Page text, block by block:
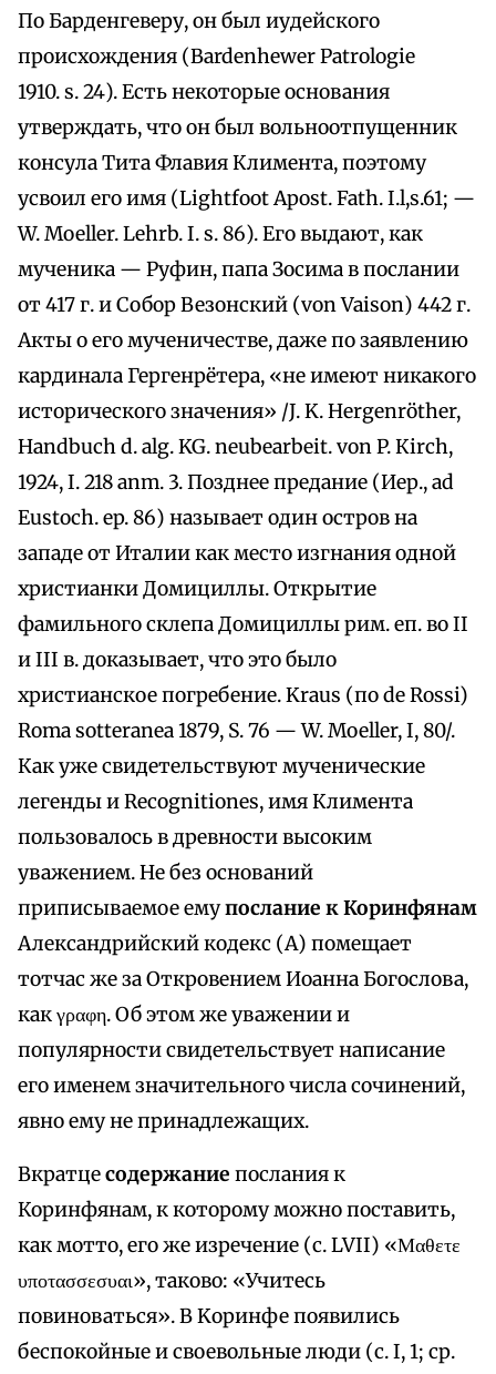
По Барденгеверу, он был иудейского
происхождения (Bardenhewer Patrologie
1910. s. 24). Есть некоторые основания
утверждать, что он был вольноотпущенник
консула Тита Флавия Климента, поэтому
усвоил его имя (Lightfoot Apost. Fath. I.l,s.61; —
W. Moeller. Lehrb. I. s. 86). Его выдают, как
мученика — Руфин, папа Зосима в послании
от 417 г. и Собор Везонский (von Vaison) 442 г.
Акты о его мученичестве, даже по заявлению
кардинала Гергенрётера, «не имеют никакого
исторического значения» /J. K. Hergenröther,
Handbuch d. alg. KG. neubearbeit. von P. Кirch,
1924, I. 218 anm. 3. Позднее предание (Иер., ad
Eustoch. ep. 86) называет один остров на
западе от Италии как место изгнания одной
христианки Домициллы. Открытие
фамильного склепа Домициллы рим. еп. во II
и III в. доказывает, что это было
христианское погребение. Kraus (по de Rossi)
Roma sotteranea 1879, S. 76 — W. Moeller, I, 80/.
Как уже свидетельствуют мученические
легенды и Recognitiones, имя Климента
пользовалось в древности высоким
уважением. Не без оснований
приписываемое емупослание к Коринфянам
Александрийский кодекс (А) помещает
тотчас же за Откровением Иоанна Богослова,
как γραφη. Об этом же уважении и
популярности свидетельствует написание
его именем значительного числа сочинений,
явно ему не принадлежащих.
Вкратцесодержание послания к
Коринфянам, к которому можно поставить,
как мотто, его же изречение (с. LVII) «Μαθετε
υποτασσεσυαι», тaково: «Учитесь
повиноваться». В Koринфе появились
беспокойные и своевольные люди (с. I, 1; ср.